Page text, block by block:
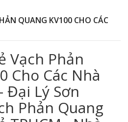
QUANG KV100 CHO CÁC
Vạch Phản
Cho Các Nhà
Đại Lý Sơn
Phản Quang